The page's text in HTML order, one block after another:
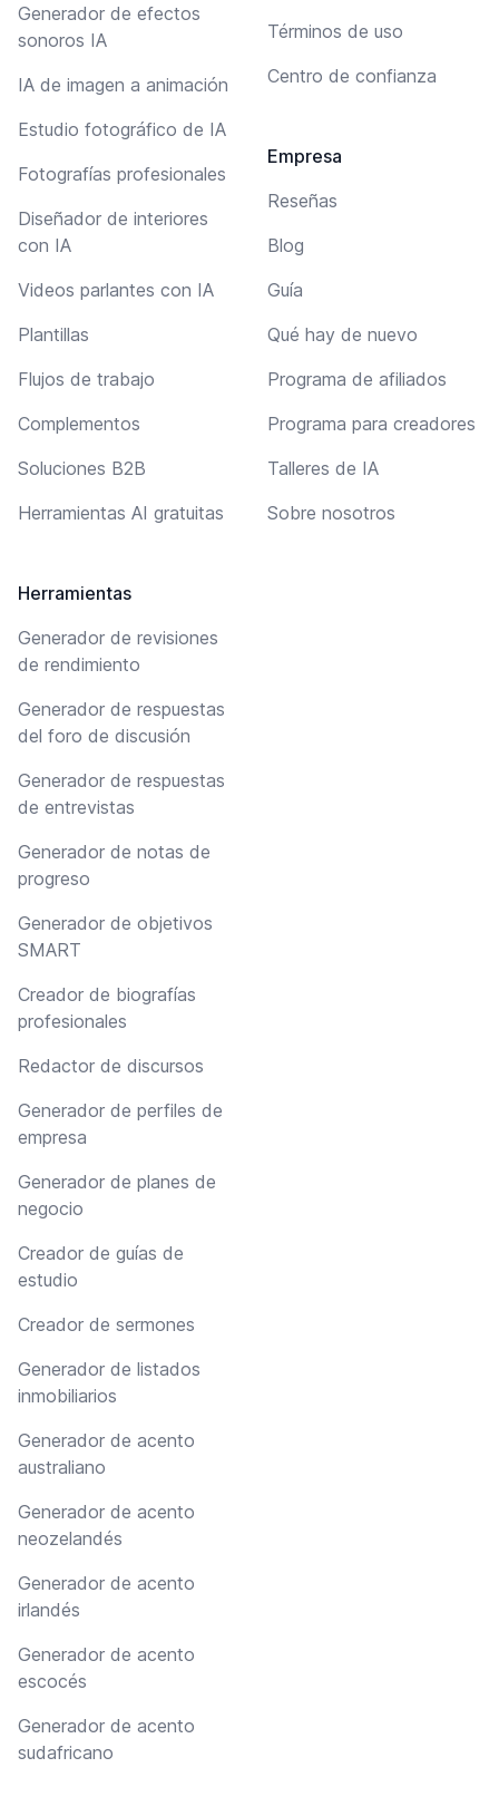
Generador de efectos
sonoros IA
IA de imagen a animación
Estudio fotográfico de IA
Fotografías profesionales
Diseñador de interiores
con IA
Videos parlantes con IA
Plantillas
Flujos de trabajo
Complementos
Soluciones B2B
Herramientas AI gratuitas
Herramientas
Generador de revisiones
de rendimiento
Generador de respuestas
del foro de discusión
Generador de respuestas
de entrevistas
Generador de notas de
progreso
Generador de objetivos
SMART
Creador de biografías
profesionales
Redactor de discursos
Generador de perfiles de
empresa
Generador de planes de
negocio
Creador de guías de
estudio
Creador de sermones
Generador de listados
inmobiliarios
Generador de acento
australiano
Generador de acento
neozelandés
Generador de acento
irlandés
Generador de acento
escocés
Generador de acento
sudafricano
Términos de uso
Centro de confianza
Empresa
Reseñas
Blog
Guía
Qué hay de nuevo
Programa de afiliados
Programa para creadores
Talleres de IA
Sobre nosotros